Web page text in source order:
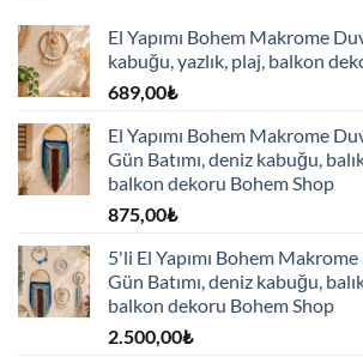
El Yapımı Bohem Makrome
kabuğu, yazlık, plaj, balkon
689,00₺
El Yapımı Bohem Makrome
Gün Batımı, deniz kabuğu,
balkon dekoru Bohem Shop
875,00₺
5'li El Yapımı Bohem
Gün Batımı, deniz kabuğu,
balkon dekoru Bohem Shop
2.500,00₺